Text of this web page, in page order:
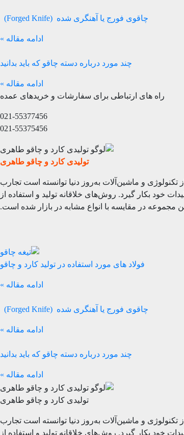
چاقوی فورج یا آهنگری شده (Forged Knife)
ادامه مقاله »
چند مورد درباره دسته چاقو که باید بدانید
ادامه مقاله »
راه های ارتباطی برای سفارشات و خریدهای عمده
021-55377456
021-55375456
تولیدی کارد و چاقو طاهری
استفاده از تکنولوژی و ماشین‌آلات به‌روز دنیا توانسته است تجارب
سال تجربه، مهارت‌های منحصر به فردی را در تولیدات خود بکار گیرد. روش‌های خلاقانه تولید و استفاده از
مجموعه در مقایسه با انواع مشابه در بازار شده است.
فولاد های مورد استفاده در تولید کارد و چاقو
ادامه مقاله »
چاقوی فورج یا آهنگری شده (Forged Knife)
ادامه مقاله »
چند مورد درباره دسته چاقو که باید بدانید
ادامه مقاله »
تولیدی کارد و چاقو طاهری
استفاده از تکنولوژی و ماشین‌آلات به‌روز دنیا توانسته است تجارب
سال تجربه، مهارت‌های منحصر به فردی را در تولیدات خود بکار گیرد. روش‌های خلاقانه تولید و استفاده از